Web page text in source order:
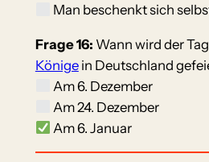
Man beschenkt sich
Frage 16: Wann wird der
Königein Deutschland
Am 6. Dezember
Am 24. Dezember
Am 6. Januar